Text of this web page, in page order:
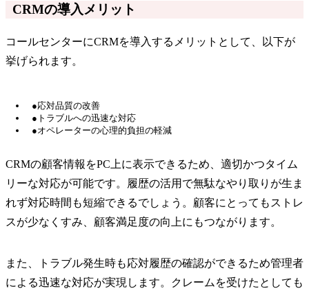
CRMの導入メリット
コールセンターにCRMを導入するメリットとして、以下が
挙げられます。
●応対品質の改善
●トラブルへの迅速な対応
●オペレーターの心理的負担の軽減
CRMの顧客情報をPC上に表示できるため、適切かつタイム
リーな対応が可能です。履歴の活用で無駄なやり取りが生ま
れず対応時間も短縮できるでしょう。顧客にとってもストレ
スが少なくすみ、顧客満足度の向上にもつながります。
また、トラブル発生時も応対履歴の確認ができるため管理者
による迅速な対応が実現します。クレームを受けたとしても